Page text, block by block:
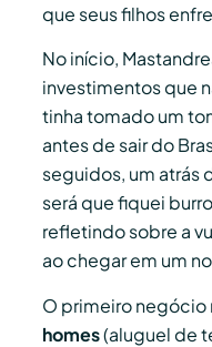
que seus filhos
No início,
investimentos que
tinha tomado um
antes de sair do
seguidos, um atrás
será que fiquei
refletindo sobre a
ao chegar em um
O primeiro negócio
homes(aluguel de